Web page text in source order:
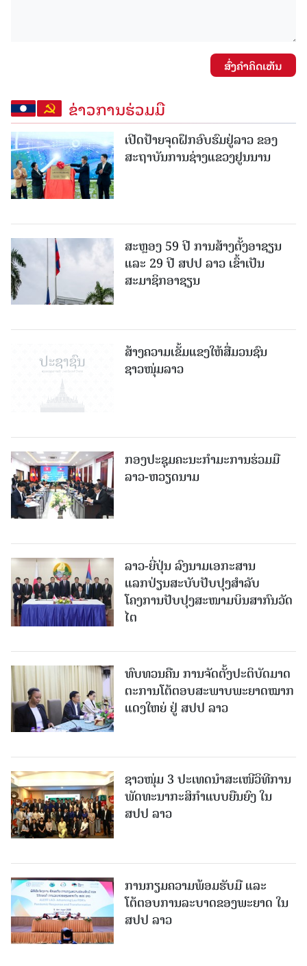
ສົ່ງຄໍາຄິດເຫັນ
ຂ່າວການຮ່ວມມື
ເປີດປ້າຍຈຸດຝຶກອົບຮົມຢູ່ລາວ ຂອງ
ສະຖາບັນການຊ່າງແຂວງຢູນນານ
ສະຫຼອງ 59 ປີ ການສ້າງຕັ້ງອາຊຽນ
ແລະ 29 ປີ ສປປ ລາວ ເຂົ້າເປັນ
ສະມາຊິກອາຊຽນ
ສ້າງຄວາມເຂັ້ມແຂງໃຫ້ສື່ມວນຊົນ
ຊາວໜຸ່ມລາວ
ກອງປະຊຸມຄະນະກຳມະການຮ່ວມມື
ລາວ-ຫວຽດນາມ
ລາວ-ຍີ່ປຸ່ນ ລົງນາມເອກະສານ
ແລກປ່ຽນສະບັບປັບປຸງສໍາລັບ
ໂຄງການປັບປຸງສະໜາມບິນສາກົນວັດ
ໄຕ
ທົບທວນຄືນ ການຈັດຕັ້ງປະຕິບັດມາດ
ຕະການໂຕ້ຕອບສະພາບພະຍາດໝາກ
ແດງໃຫຍ່ ຢູ່ ສປປ ລາວ
ຊາວໜຸ່ມ 3 ປະເທດນຳສະເໜີວິທີການ
ພັດທະນາກະສິກຳແບບຍືນຍົງ ໃນ
ສປປ ລາວ
ການກຽມຄວາມພ້ອມຮັບມື ແລະ
ໂຕ້ຕອບການລະບາດຂອງພະຍາດ ໃນ
ສປປ ລາວ